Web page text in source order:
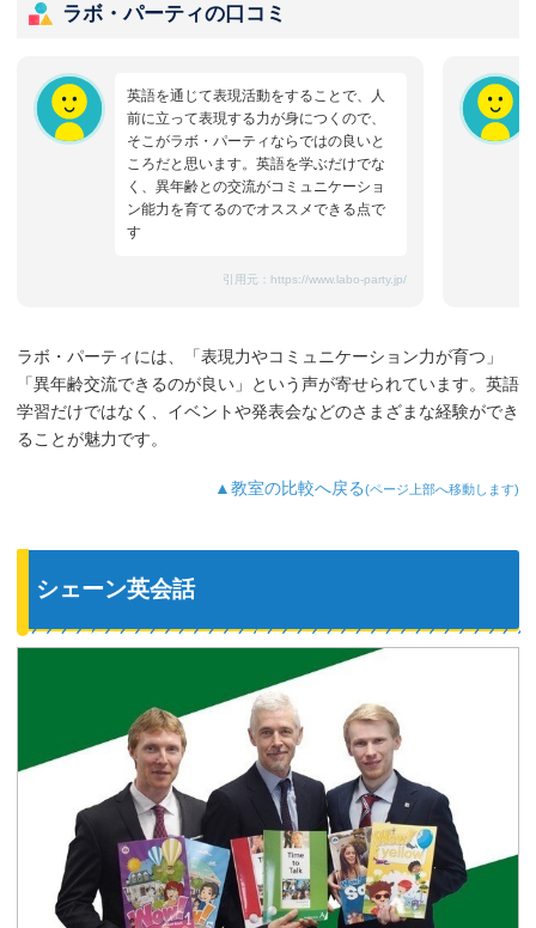
ラボ・パーティの口コミ
英語を通じて表現活動をすることで、人
前に立って表現する力が身につくので、
そこがラボ・パーティならではの良いと
ころだと思います。英語を学ぶだけでな
く、異年齢との交流がコミュニケーショ
ン能力を育てるのでオススメできる点で
す
引用元： https://www.labo-party.jp/
ラボ・パーティには、「表現力やコミュニケーション力が育つ」
「異年齢交流できるのが良い」という声が寄せられています。英語
学習だけではなく、イベントや発表会などのさまざまな経験ができ
ることが魅力です。
▲教室の比較へ戻る(ページ上部へ移動します)
シェーン英会話